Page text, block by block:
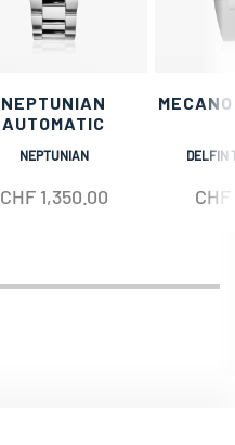
NEPTUNIAN
AUTOMATIC
NEPTUNIAN
CHF1,350.00
DELFIN
CHF